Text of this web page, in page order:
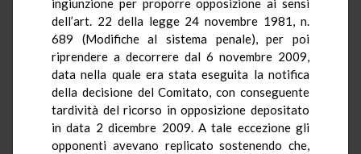
ingiunzione per proporre opposizione ai sensi
dell’art. 22 della legge 24 novembre 1981, n.
689 (Modifiche al sistema penale), per poi
riprendere a decorrere dal 6 novembre 2009,
data nella quale era stata eseguita la notifica
della decisione del Comitato, con conseguente
tardività del ricorso in opposizione depositato
in data 2 dicembre 2009. A tale eccezione gli
opponenti avevano replicato sostenendo che,